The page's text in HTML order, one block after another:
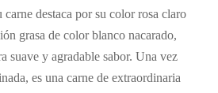
carne destaca por su color rosa claro
grasa de color blanco nacarado,
suave y agradable sabor. Una vez
es una carne de extraordinaria